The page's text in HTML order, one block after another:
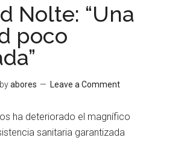
Nolte: “Una
poco
byabores Leave a Comment
ha deteriorado el magnífico
sanitaria garantizada